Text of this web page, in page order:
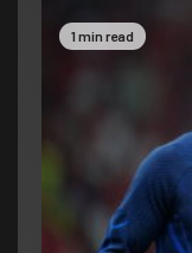
1 min read